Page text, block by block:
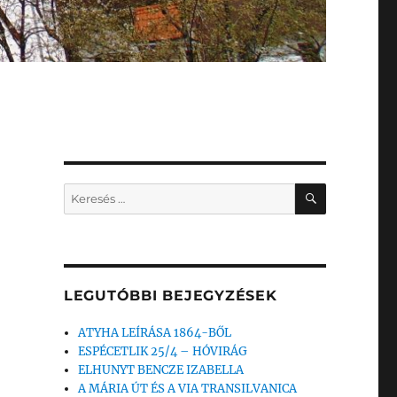
Keresés
a
KERESÉS
LEGUTÓBBI BEJEGYZÉSEK
ATYHA LEÍRÁSA 1864-BŐL
ESPÉCETLIK 25/4 – HÓVIRÁG
ELHUNYT BENCZE IZABELLA
A MÁRIA ÚT ÉS A VIA TRANSILVANICA